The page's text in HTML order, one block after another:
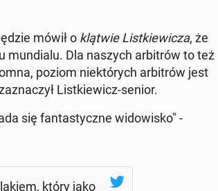
mówił o klątwie List­kie­wi­cza, że
mun­dia­lu. Dla naszych ar­bi­trów to też
poziom nie­któ­rych ar­bi­trów jest
List­kie­wicz-senior.
się fan­ta­stycz­ne wi­do­wi­sko" -
który jako